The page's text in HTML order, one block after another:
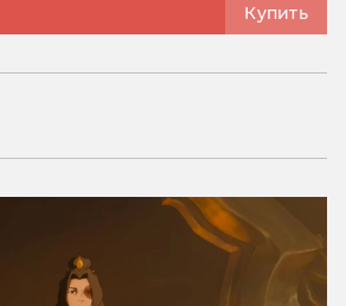
Купить